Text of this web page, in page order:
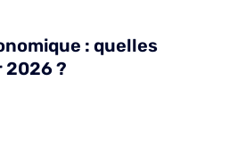
: quelles
2026 ?